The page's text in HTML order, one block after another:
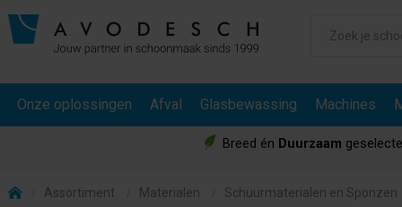
Onze oplossingen Afval Glasbewassing Machines
Breed én Duurzaam
Assortiment Materialen Schuurmaterialen en Sponzen